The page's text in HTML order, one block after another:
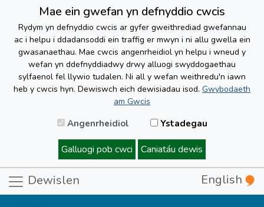
Mae ein gwefan yn defnyddio cwcis
Rydym yn defnyddio cwcis ar gyfer gweithrediad gwefannau
ac i helpu i ddadansoddi ein traffig er mwyn i ni allu gwella ein
gwasanaethau. Mae cwcis angenrheidiol yn helpu i wneud y
wefan yn ddefnyddiadwy drwy alluogi swyddogaethau
sylfaenol fel llywio tudalen. Ni all y wefan weithredu'n iawn
heb y cwcis hyn. Dewiswch eich dewisiadau isod. Gwybodaeth
am Gwcis
Angenrheidiol Ystadegau
Galluogi pob cwci Caniatáu dewis
Dewislen English